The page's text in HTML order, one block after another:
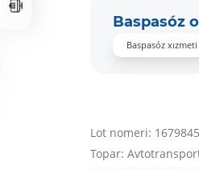
Baspasóz
Baspasóz xızmeti
Lot nomeri:
Topar: